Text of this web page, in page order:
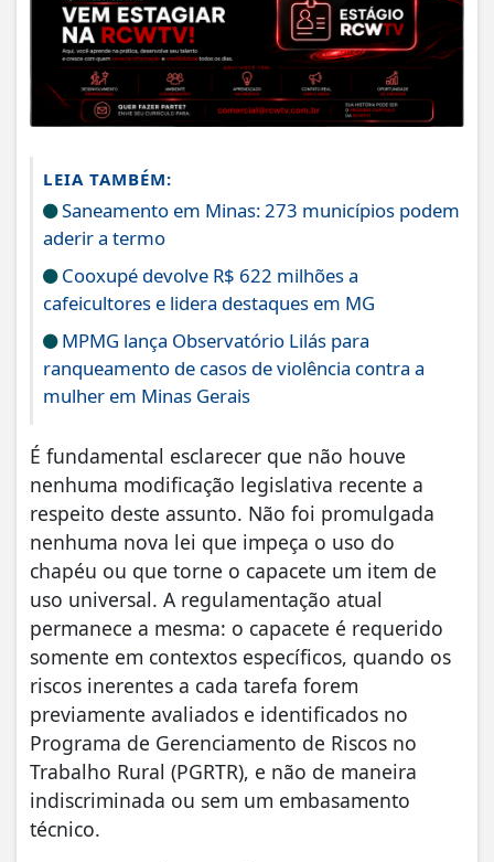
LEIA TAMBÉM:
Saneamento em Minas: 273 municípios podem
aderir a termo
Cooxupé devolve R$ 622 milhões a
cafeicultores e lidera destaques em MG
MPMG lança Observatório Lilás para
ranqueamento de casos de violência contra a
mulher em Minas Gerais
É fundamental esclarecer que não houve
nenhuma modificação legislativa recente a
respeito deste assunto. Não foi promulgada
nenhuma nova lei que impeça o uso do
chapéu ou que torne o capacete um item de
uso universal. A regulamentação atual
permanece a mesma: o capacete é requerido
somente em contextos específicos, quando os
riscos inerentes a cada tarefa forem
previamente avaliados e identificados no
Programa de Gerenciamento de Riscos no
Trabalho Rural (PGRTR), e não de maneira
indiscriminada ou sem um embasamento
técnico.